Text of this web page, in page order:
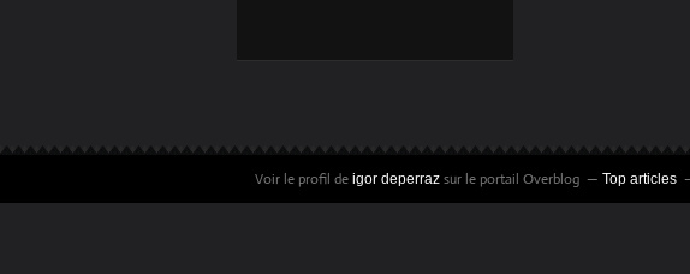
Voir le profil de igor deperraz sur le portail Overblog Top articles